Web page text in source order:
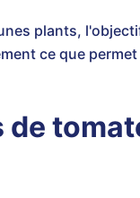
plants,
ce que
de